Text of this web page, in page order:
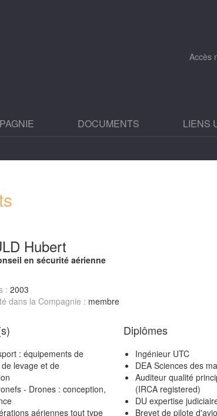
Accès
DOCUMENTS LIENS
Hubert
en sécurité aérienne
: 2003
dans la Compagnie : membre
: équipements de
levage et de
- Drones : conception,
aériennes tout type
Diplômes
Ingénieur UTC
DEA Sciences des
Auditeur qualité
(IRCA registered)
DU expertise
Brevet de pilote